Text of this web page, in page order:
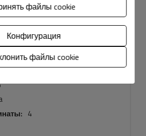
4
файлы cookie
Конфигурация
файлы cookie